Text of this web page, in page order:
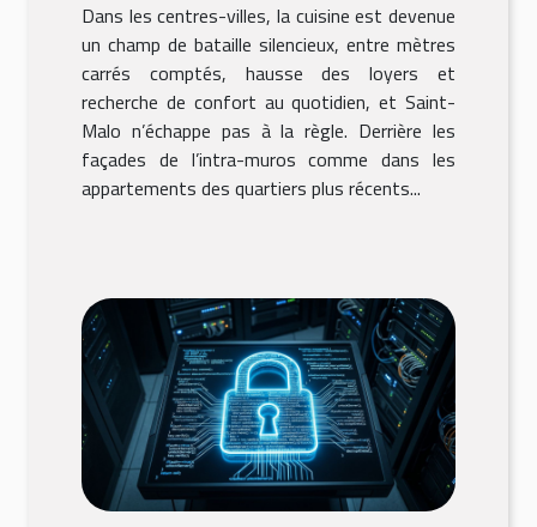
Dans les centres-villes, la cuisine est devenue
un champ de bataille silencieux, entre mètres
carrés comptés, hausse des loyers et
recherche de confort au quotidien, et Saint-
Malo n’échappe pas à la règle. Derrière les
façades de l’intra-muros comme dans les
appartements des quartiers plus récents...